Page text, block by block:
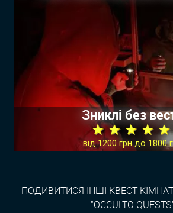
Зниклі без
★ ★ ★ ★
від 1200 грн до 1800
ПОДИВИТИСЯ ІНШІ КВЕСТ
"OCCULTO